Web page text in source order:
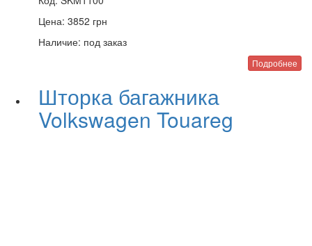
Цена: 3852 грн
Наличие: под заказ
Подробнее
Шторка багажника
Volkswagen Touareg